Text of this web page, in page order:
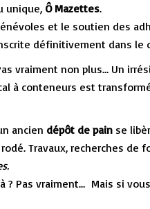
unique, Ô Mazettes.
et le soutien des
définitivement dans
vraiment non plus… Un
à conteneurs est
ancien dépôt de pain se
Travaux, recherches
? Pas vraiment… Mais si